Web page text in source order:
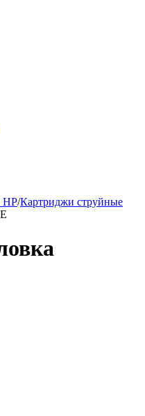
HP/Картриджи струйные